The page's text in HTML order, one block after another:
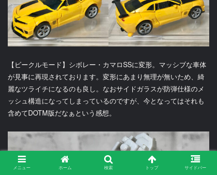
【ビークルモード】シボレー・カマロSSに変形。マッシブな車体
が見事に再現されております。変形にあまり無理が無いため、綺
麗なツライチになるのも良し。なおサイドガラスが防弾仕様のメ
ッシュ構造になってしまっているのですが、今となってはそれも
含めてDOTM版だなぁという感想。
メニュー ホーム 検索 トップ サイドバー